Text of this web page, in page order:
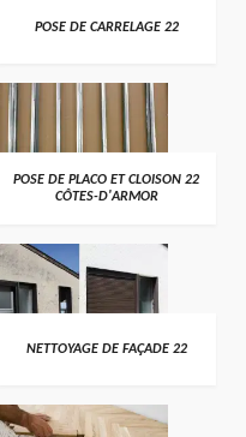
POSE DE CARRELAGE 22
POSE DE PLACO ET CLOISON 22
CÔTES-D'ARMOR
NETTOYAGE DE FAÇADE 22